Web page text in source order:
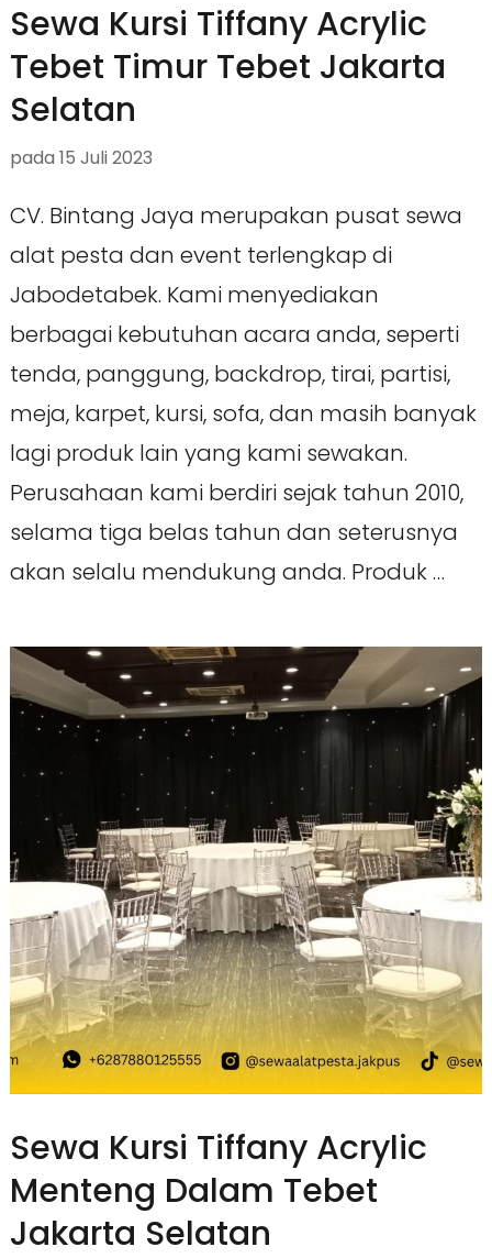
Sewa Kursi Tiffany Acrylic
Tebet Timur Tebet Jakarta
Selatan
pada 15 Juli 2023
CV. Bintang Jaya merupakan pusat sewa
alat pesta dan event terlengkap di
Jabodetabek. Kami menyediakan
berbagai kebutuhan acara anda, seperti
tenda, panggung, backdrop, tirai, partisi,
meja, karpet, kursi, sofa, dan masih banyak
lagi produk lain yang kami sewakan.
Perusahaan kami berdiri sejak tahun 2010,
selama tiga belas tahun dan seterusnya
akan selalu mendukung anda. Produk …
Sewa Kursi Tiffany Acrylic
Menteng Dalam Tebet
Jakarta Selatan